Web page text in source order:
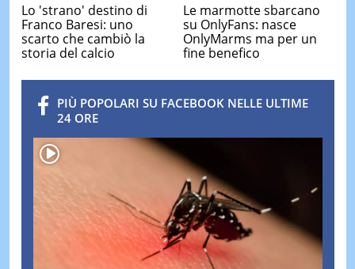
Lo 'strano' destino di
Franco Baresi: uno
scarto che cambiò la
storia del calcio
Le marmotte sbarcano
su OnlyFans: nasce
OnlyMarms ma per un
fine benefico
PIÙ POPOLARI SU FACEBOOK NELLE ULTIME
24 ORE